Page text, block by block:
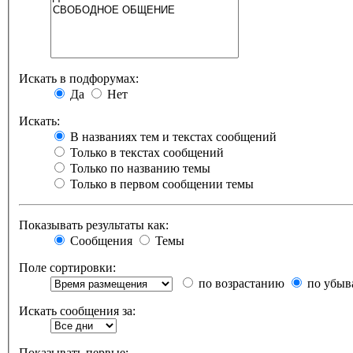
Искать в подфорумах:
Да
Нет
Искать:
В названиях тем и текстах сообщений
Только в текстах сообщений
Только по названию темы
Только в первом сообщении темы
Показывать результаты как:
Сообщения
Темы
Поле сортировки:
по возрастанию
по
Искать сообщения за: